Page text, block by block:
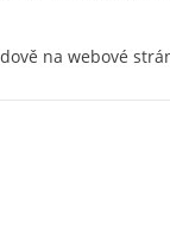
na webové